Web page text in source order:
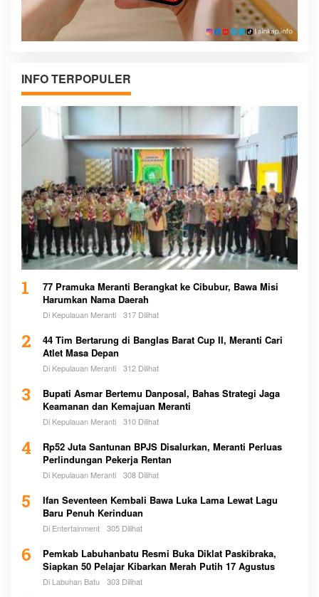
INFO TERPOPULER
1
77 Pramuka Meranti Berangkat ke Cibubur, Bawa Misi
Harumkan Nama Daerah
Di Kepulauan Meranti 317 Dilihat
2
44 Tim Bertarung di Banglas Barat Cup II, Meranti Cari
Atlet Masa Depan
Di Kepulauan Meranti 312 Dilihat
3
Bupati Asmar Bertemu Danposal, Bahas Strategi Jaga
Keamanan dan Kemajuan Meranti
Di Kepulauan Meranti 310 Dilihat
4
Rp52 Juta Santunan BPJS Disalurkan, Meranti Perluas
Perlindungan Pekerja Rentan
Di Kepulauan Meranti 308 Dilihat
5
Ifan Seventeen Kembali Bawa Luka Lama Lewat Lagu
Baru Penuh Kerinduan
Di Entertainment 305 Dilihat
6
Pemkab Labuhanbatu Resmi Buka Diklat Paskibraka,
Siapkan 50 Pelajar Kibarkan Merah Putih 17 Agustus
Di Labuhan Batu 303 Dilihat